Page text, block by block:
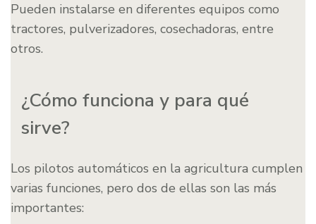
Pueden instalarse en diferentes equipos como
tractores, pulverizadores, cosechadoras, entre
otros.
¿Cómo funciona y para qué
sirve?
Los pilotos automáticos en la agricultura cumplen
varias funciones, pero dos de ellas son las más
importantes: